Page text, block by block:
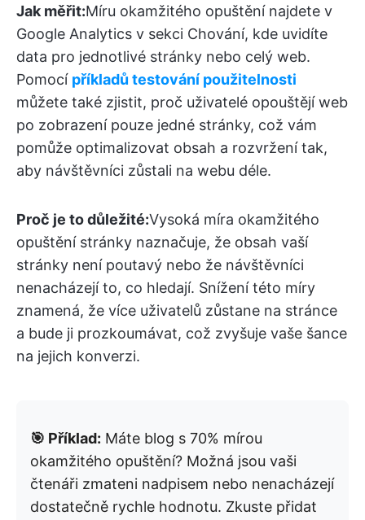
Jak měřit:Míru okamžitého opuštění najdete v
Google Analytics v sekci Chování, kde uvidíte
data pro jednotlivé stránky nebo celý web.
Pomocí příkladů testování použitelnosti
můžete také zjistit, proč uživatelé opouštějí web
po zobrazení pouze jedné stránky, což vám
pomůže optimalizovat obsah a rozvržení tak,
aby návštěvníci zůstali na webu déle.
Proč je to důležité:Vysoká míra okamžitého
opuštění stránky naznačuje, že obsah vaší
stránky není poutavý nebo že návštěvníci
nenacházejí to, co hledají. Snížení této míry
znamená, že více uživatelů zůstane na stránce
a bude ji prozkoumávat, což zvyšuje vaše šance
na jejich konverzi.
🎯 Příklad: Máte blog s 70% mírou
okamžitého opuštění? Možná jsou vaši
čtenáři zmateni nadpisem nebo nenacházejí
dostatečně rychle hodnotu. Zkuste přidat